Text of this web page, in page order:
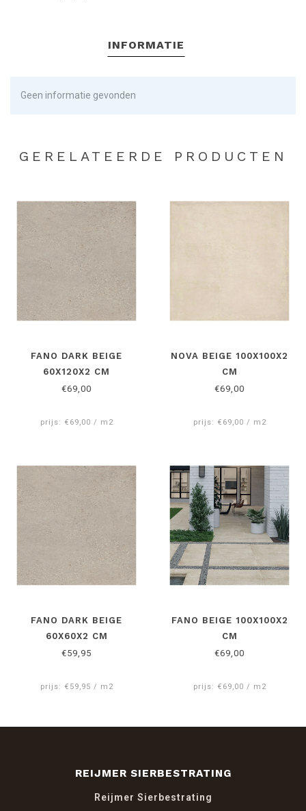
INFORMATIE
Geen informatie gevonden
GERELATEERDE PRODUCTEN
FANO DARK BEIGE
60X120X2 CM
€69,00
prijs: €69,00 / m2
NOVA BEIGE 100X100X2
CM
€69,00
prijs: €69,00 / m2
FANO DARK BEIGE
60X60X2 CM
€59,95
prijs: €59,95 / m2
FANO BEIGE 100X100X2
CM
€69,00
prijs: €69,00 / m2
REIJMER SIERBESTRATING
Reijmer Sierbestrating